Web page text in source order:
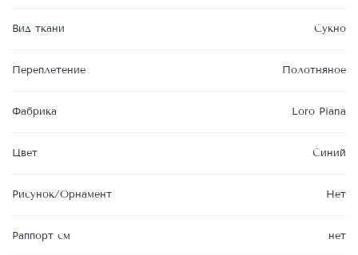
Вид ткани Сукно
Переплетение Полотняное
Фабрика Loro Piana
Цвет Синий
Рисунок/Орнамент Нет
Раппорт см нет